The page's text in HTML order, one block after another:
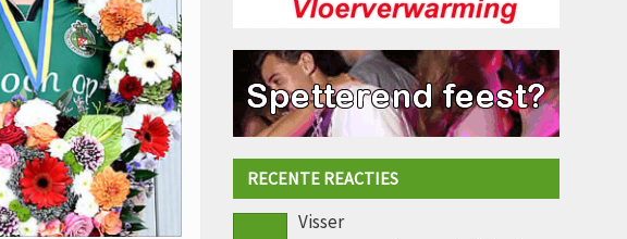
RECENTE REACTIES
Visser